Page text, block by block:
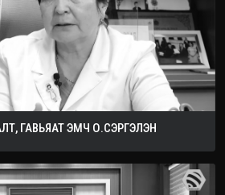
ГАВЬЯАТ ЭМЧ О.СЭРГЭЛЭН